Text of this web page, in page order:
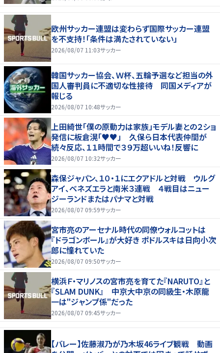
欧州サッカー連盟は変わらず国際サッカー連盟
を不支持！「条件は満たされていない」
2026/08/07 11:03サッカー
韓国サッカー協会、Ｗ杯、五輪予選など担当の外
国人審判員に不適切な性接待 同国メディアが
報じる
2026/08/07 10:48サッカー
上田綺世「僕の原動力は家族」モデル妻との２ショ
発信に板倉滉「♥♥」 久保ら日本代表仲間が
続々反応、１１時間で３９万超いいね！反響に
2026/08/07 10:32サッカー
森保ジャパン、１０・１にエクアドルと対戦 ウルグ
アイ、ベネズエラと南米３連戦 ４戦目はニュー
ジーランドまたはパナマと対戦
2026/08/07 09:59サッカー
宮市亮のアーセナル時代の同僚ウォルコットは
『ドラゴンボール』が大好き ポドルスキは日向小次
郎に憧れていた
2026/08/07 09:50サッカー
横浜Ｆ・マリノスの宮市亮を育てた『NARUTO』と
『SLAM DUNK』 中京大中京の同級生・木原龍
一は"ジャンプ係"だった
2026/08/07 09:45サッカー
【バレー】佐藤淑乃が乃木坂46ライブ観戦 動画